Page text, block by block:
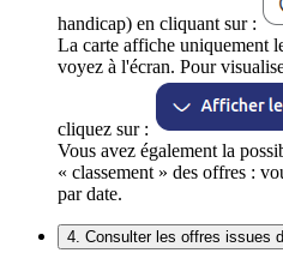
handicap) en cliquant sur :
La carte affiche uniquement
voyez à l'écran. Pour
cliquez sur :
Vous avez également la
« classement » des offres :
par date.
4. Consulter les offres issues